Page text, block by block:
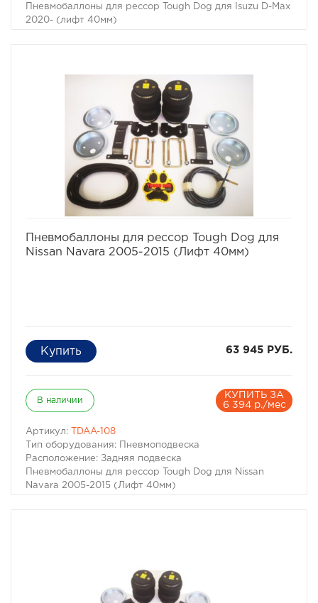
Пневмобаллоны для рессор Tough Dog для Isuzu D-Max
2020- (лифт 40мм)
Пневмобаллоны для рессор Tough Dog для
Nissan Navara 2005-2015 (Лифт 40мм)
63 945 РУБ.
В наличии
КУПИТЬ ЗА
6 394 р./мес
Артикул:
TDAA-108
Тип оборудования: Пневмоподвеска
Расположение: Задняя подвеска
Пневмобаллоны для рессор Tough Dog для Nissan
Navara 2005-2015 (Лифт 40мм)